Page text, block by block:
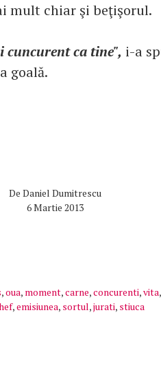
mult chiar şi beţişorul.
cuncurent ca tine", i-a
goală.
De Daniel Dumitrescu
6 Martie 2013
,oua, moment,carne,concurenti,vita,
,emisiunea, sortul,jurati, stiuca